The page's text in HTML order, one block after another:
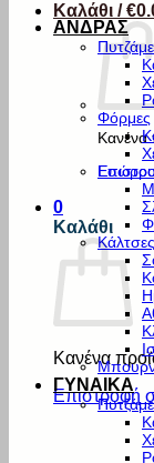
Καλάθι /€
Κανένα
0
Καλάθι
Κανένα
Επιστροφή
ΑΝΔΡΑΣ
Φόρμες
Κάλτσες
ΓΥΝΑΙΚΑ